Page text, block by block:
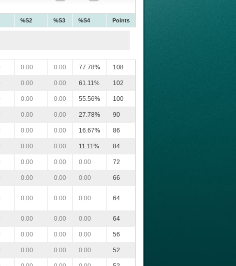
%S2 %S3 %S4 Points
0.00 0.00 77.78% 108
0.00 0.00 61.11% 102
0.00 0.00 55.56% 100
0.00 0.00 27.78% 90
0.00 0.00 16.67% 86
0.00 0.00 11.11% 84
0.00 0.00 0.00 72
0.00 0.00 0.00 66
0.00 0.00 0.00 64
0.00 0.00 0.00 64
0.00 0.00 0.00 56
0.00 0.00 0.00 52